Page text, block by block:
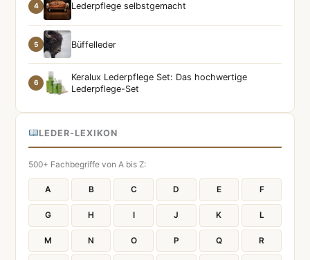
4 Lederpflege selbstgemacht
5 Büffelleder
6
Keralux Lederpflege Set: Das hochwertige
Lederpflege-Set
LEDER-LEXIKON
500+ Fachbegriffe von A bis Z:
A B C D E F
G H I J K L
M N O P Q R